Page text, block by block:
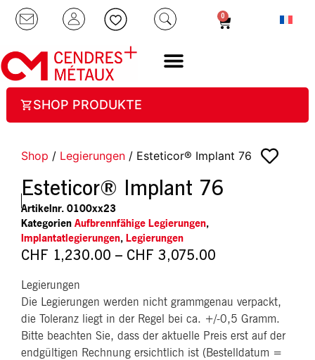
0
SHOP PRODUKTE
Shop / Legierungen / Esteticor® Implant 76
Esteticor® Implant 76
Artikelnr. 0100xx23
Kategorien Aufbrennfähige Legierungen,
Implantatlegierungen, Legierungen
CHF 1,230.00 – CHF 3,075.00
Legierungen
Die Legierungen werden nicht grammgenau verpackt,
die Toleranz liegt in der Regel bei ca. +/-0,5 Gramm.
Bitte beachten Sie, dass der aktuelle Preis erst auf der
endgültigen Rechnung ersichtlich ist (Bestelldatum =